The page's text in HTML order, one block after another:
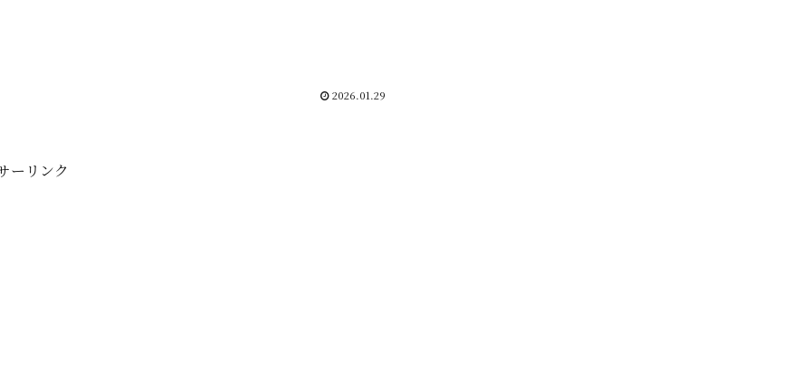
2026.01.29
ーリンク